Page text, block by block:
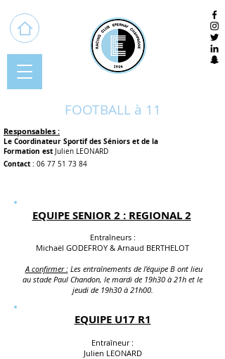
FOOTBALL à 11
Responsables :
Le Coordinateur Sportif des Séniors et de la
Formation est Julien LEONARD
Contact : 06 77 51 73 84
EQUIPE SENIOR 2 : REGIONAL 2
Entraîneurs :
Michaël GODEFROY & Arnaud BERTHELOT
A confirmer :Les entraînements de l'équipe B ont lieu
au stade Paul Chandon, le mardi de 19h30 à 21h et le
jeudide 19h30 à 21h00.
EQUIPE U17 R1
Entraîneur :
Julien LEONARD